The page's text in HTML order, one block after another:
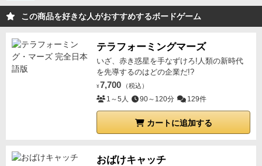
この商品を好きな人がおすすめするボードゲーム
テラフォーミングマーズ
いざ、赤き惑星を手なずけろ!人類の新時代
を先導するのはどの企業だ!?
¥ 7,700 （税込）
1～5人 90～120分 129件
カートに追加する
おばけキャッチ